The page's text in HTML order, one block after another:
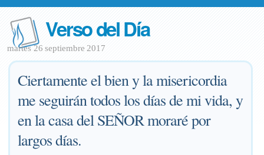
Verso del Día
martes 26 septiembre 2017
Ciertamente el bien y la misericordia
me seguirán todos los días de mi vida, y
en la casa del SEÑOR moraré por
largos días.